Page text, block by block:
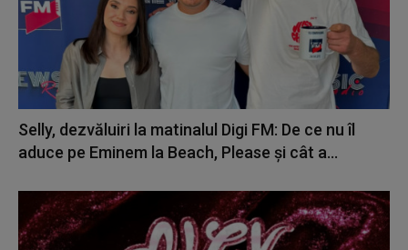
Selly, dezvăluiri la matinalul Digi FM: De ce nu îl
aduce pe Eminem la Beach, Please și cât a...